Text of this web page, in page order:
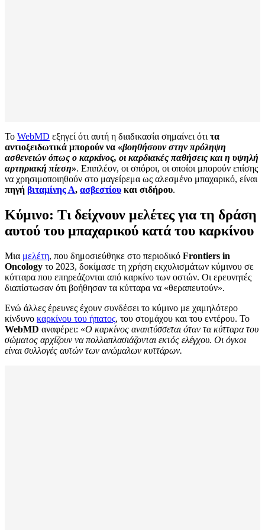
Το WebMD εξηγεί ότι αυτή η διαδικασία σημαίνει ότι τα
αντιοξειδωτικά μπορούν να «βοηθήσουν στην πρόληψη
ασθενειών όπως ο καρκίνος, οι καρδιακές παθήσεις και η υψηλή
αρτηριακή πίεση». Επιπλέον, οι σπόροι, οι οποίοι μπορούν επίσης
να χρησιμοποιηθούν στο μαγείρεμα ως αλεσμένο μπαχαρικό, είναι
πηγή βιταμίνης Α, ασβεστίου και σιδήρου.
Κύμινο: Τι δείχνουν μελέτες για τη δράση
αυτού του μπαχαρικού κατά του καρκίνου
Μια μελέτη, που δημοσιεύθηκε στο περιοδικό Frontiers in
Oncology το 2023, δοκίμασε τη χρήση εκχυλισμάτων κύμινου σε
κύτταρα που επηρεάζονται από καρκίνο των οστών. Οι ερευνητές
διαπίστωσαν ότι βοήθησαν τα κύτταρα να «θεραπευτούν».
Ενώ άλλες έρευνες έχουν συνδέσει το κύμινο με χαμηλότερο
κίνδυνο καρκίνου του ήπατος, του στομάχου και του εντέρου. Το
WebMD αναφέρει: «Ο καρκίνος αναπτύσσεται όταν τα κύτταρα του
σώματος αρχίζουν να πολλαπλασιάζονται εκτός ελέγχου. Οι όγκοι
είναι συλλογές αυτών των ανώμαλων κυττάρων.